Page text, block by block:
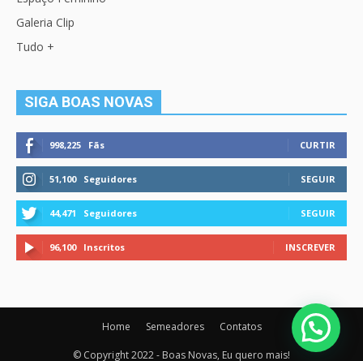
Galeria Clip
Tudo +
SIGA BOAS NOVAS
998,225 Fãs CURTIR
51,100 Seguidores SEGUIR
44,471 Seguidores SEGUIR
96,100 Inscritos INSCREVER
Home Semeadores Contatos
© Copyright 2022 - Boas Novas, Eu quero mais!